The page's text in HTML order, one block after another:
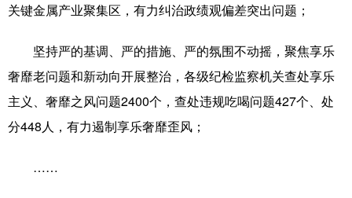
关键金属产业聚集区，有力纠治政绩观偏差突出问题；
坚持严的基调、严的措施、严的氛围不动摇，聚焦享乐
奢靡老问题和新动向开展整治，各级纪检监察机关查处享乐
主义、奢靡之风问题2400个，查处违规吃喝问题427个、处
分448人，有力遏制享乐奢靡歪风；
……